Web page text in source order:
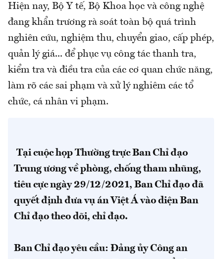
Hiện nay, Bộ Y tế, Bộ Khoa học và công nghệ
đang khẩn trương rà soát toàn bộ quá trình
nghiên cứu, nghiệm thu, chuyển giao, cấp phép,
quản lý giá... để phục vụ công tác thanh tra,
kiểm tra và điều tra của các cơ quan chức năng,
làm rõ các sai phạm và xử lý nghiêm các tổ
chức, cá nhân vi phạm.
Tại cuộc họp Thường trực Ban Chỉ đạo
Trung ương về phòng, chống tham nhũng,
tiêu cực ngày 29/12/2021, Ban Chỉ đạo đã
quyết định đưa vụ án Việt Á vào diện Ban
Chỉ đạo theo dõi, chỉ đạo.
Ban Chỉ đạo yêu cầu: Đảng ủy Công an